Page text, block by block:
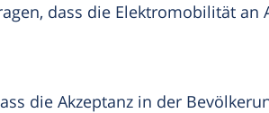
dass die Elektromobilität an
die Akzeptanz in der